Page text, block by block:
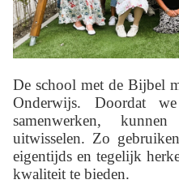
De school met de Bijbel
Onderwijs. Doordat
samenwerken,
uitwisselen. Zo
eigentijds en tegelijk
kwaliteit te bieden.